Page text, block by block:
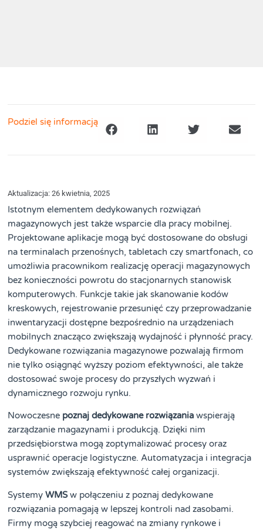
Podziel się informacją
Aktualizacja: 26 kwietnia, 2025
Istotnym elementem dedykowanych rozwiązań
magazynowych jest także wsparcie dla pracy mobilnej.
Projektowane aplikacje mogą być dostosowane do obsługi
na terminalach przenośnych, tabletach czy smartfonach, co
umożliwia pracownikom realizację operacji magazynowych
bez konieczności powrotu do stacjonarnych stanowisk
komputerowych. Funkcje takie jak skanowanie kodów
kreskowych, rejestrowanie przesunięć czy przeprowadzanie
inwentaryzacji dostępne bezpośrednio na urządzeniach
mobilnych znacząco zwiększają wydajność i płynność pracy.
Dedykowane rozwiązania magazynowe pozwalają firmom
nie tylko osiągnąć wyższy poziom efektywności, ale także
dostosować swoje procesy do przyszłych wyzwań i
dynamicznego rozwoju rynku.
Nowoczesne poznaj dedykowane rozwiązania wspierają
zarządzanie magazynami i produkcją. Dzięki nim
przedsiębiorstwa mogą zoptymalizować procesy oraz
usprawnić operacje logistyczne. Automatyzacja i integracja
systemów zwiększają efektywność całej organizacji.
SystemyWMSw połączeniu z poznaj dedykowane
rozwiązania pomagają w lepszej kontroli nad zasobami.
Firmy mogą szybciej reagować na zmiany rynkowe i